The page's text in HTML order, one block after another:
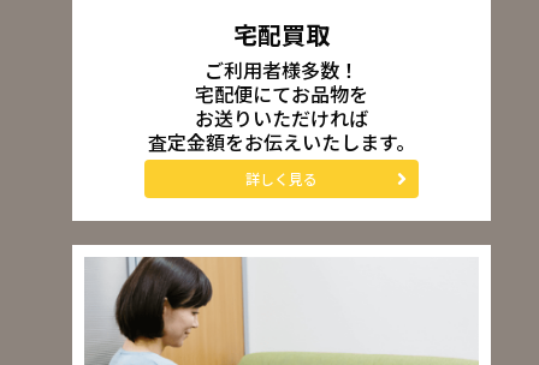
宅配買取
ご利用者様多数！
宅配便にてお品物を
お送りいただければ
査定金額をお伝えいたします。
詳しく見る